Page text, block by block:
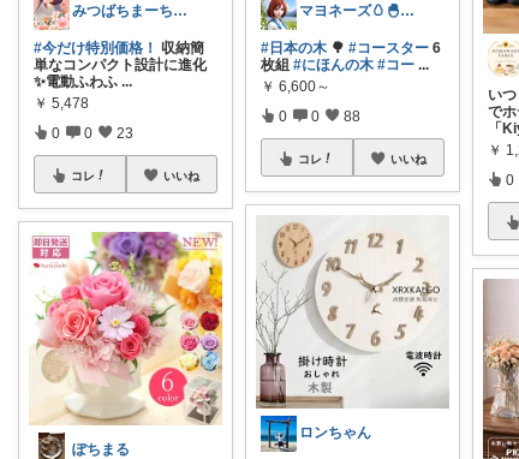
みつばちまーちᵀᴴᴬᴺᴷ ᵞᴼᵁ ◡̈*
#今だけ特別価格！ 収納簡
単なコンパクト設計に進化
✨電動ふわふ ...
￥ 5,478
0 0 23
コレ いいね
ぽちまる
マヨネーズ🥚‪🐣✨️お礼はプロフで♪
#日本の木 🌳#コースター 6
枚組#にほんの木 #コー ...
￥ 6,600～
0 0 88
コレ いいね
ロンちゃん
い
で
「
￥
0